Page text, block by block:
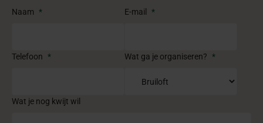
Naam * E-mail *
Telefoon * Wat ga je organiseren? *
Wat je nog kwijt wil